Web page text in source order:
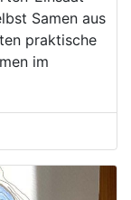
Samen aus
praktische
im